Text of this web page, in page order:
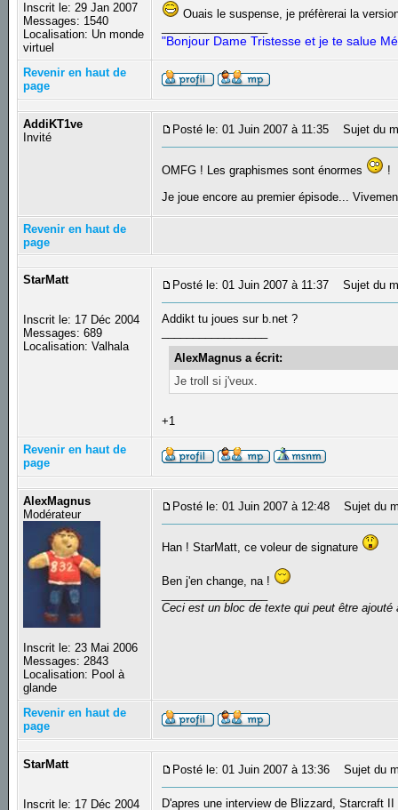
Inscrit le: 29 Jan 2007
Messages: 1540
Localisation: Un monde
virtuel
Ouais le suspense, je préfèrerai la
"Bonjour Dame Tristesse et je te salue
Revenir en haut de
page
AddiKT1ve
Invité
Posté le: 01 Juin 2007 à 11:35 Sujet du
OMFG ! Les graphismes sont énormes
!
Je joue encore au premier épisode...
Revenir en haut de
page
StarMatt
Inscrit le: 17 Déc 2004
Messages: 689
Localisation: Valhala
Posté le: 01 Juin 2007 à 11:37 Sujet du
Addikt tu joues sur b.net ?
AlexMagnus a écrit:
Je troll si j'veux.
+1
Revenir en haut de
page
AlexMagnus
Modérateur
Inscrit le: 23 Mai 2006
Messages: 2843
Localisation: Pool à
glande
Posté le: 01 Juin 2007 à 12:48 Sujet du
Han ! StarMatt, ce voleur de signature
Ben j'en change, na !
Ceci est un bloc de texte qui peut être
Revenir en haut de
page
StarMatt
Inscrit le: 17 Déc 2004
Posté le: 01 Juin 2007 à 13:36 Sujet du
D'apres une interview de Blizzard, Starcraft